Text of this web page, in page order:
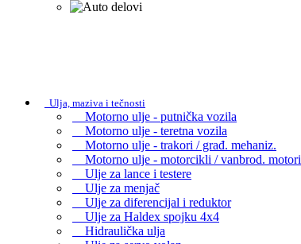
Ulja, maziva i tečnosti
Motorno ulje - putnička vozila
Motorno ulje - teretna vozila
Motorno ulje - trakori / građ. mehaniz.
Motorno ulje - motorcikli / vanbrod. motori
Ulje za lance i testere
Ulje za menjač
Ulje za diferencijal i reduktor
Ulje za Haldex spojku 4x4
Hidraulička ulja